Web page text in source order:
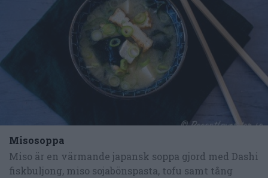
Misosoppa
Miso är en värmande japansk soppa gjord med Dashi
fiskbuljong, miso sojabönspasta, tofu samt tång